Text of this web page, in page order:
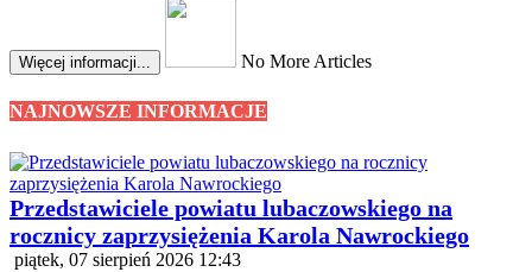
Więcej informacji... No More Articles
NAJNOWSZE INFORMACJE
Przedstawiciele powiatu lubaczowskiego na
rocznicy zaprzysiężenia Karola Nawrockiego
piątek, 07 sierpień 2026 12:43